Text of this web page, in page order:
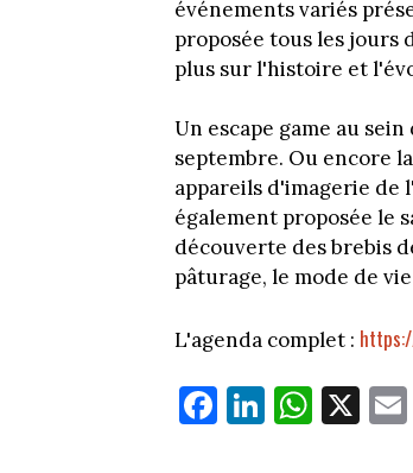
événements variés
proposée tous les jours
plus sur l'histoire et
Un escape game au
septembre. Ou encore
appareils d'imagerie de
également proposée le
découverte des brebis
pâturage, le mode de
L'agenda complet :
Fa
ce
Li
nk
W
ha
X